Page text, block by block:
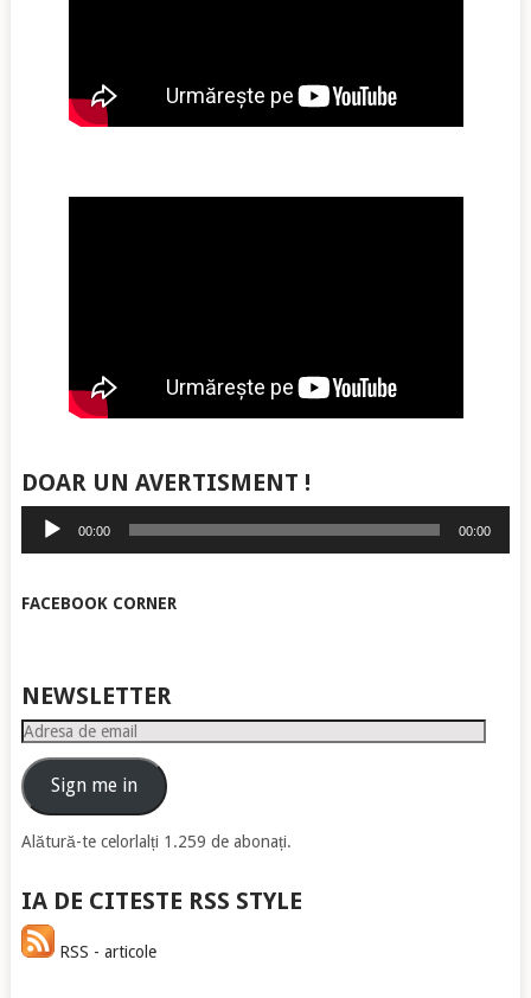
DOAR UN AVERTISMENT !
Player
audio
00:00 00:00
FACEBOOK CORNER
NEWSLETTER
Adresa
emailSign me in
Alătură-te celorlalți 1.259 de abonați.
IA DE CITESTE RSS STYLE
RSS - articole